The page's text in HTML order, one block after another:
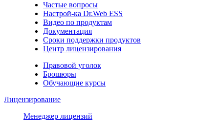
Частые вопросы
Настрой-ка Dr.Web ESS
Видео по продуктам
Документация
Сроки поддержки продуктов
Центр лицензирования
Правовой уголок
Брошюры
Обучающие курсы
Лицензирование
Менеджер лицензий